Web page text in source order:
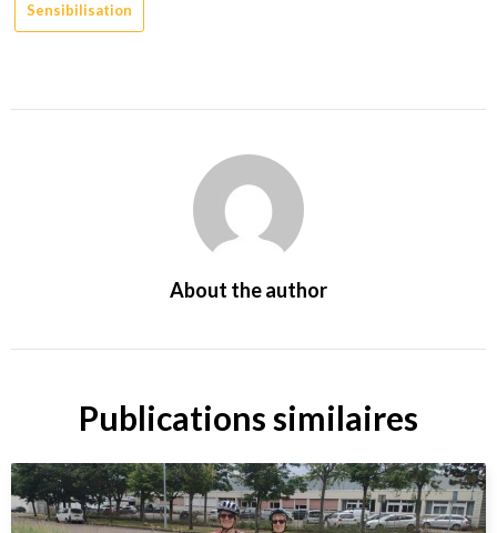
Sensibilisation
About the author
Publications similaires